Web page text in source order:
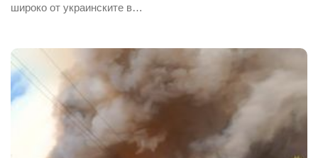
широко от украинските в…